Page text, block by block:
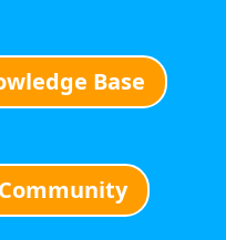
Base